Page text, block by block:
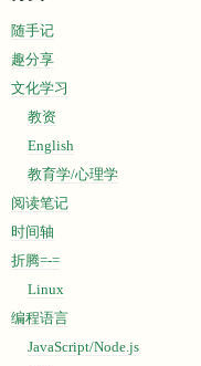
随手记
趣分享
文化学习
教资
English
教育学/心理学
阅读笔记
时间轴
折腾=-=
Linux
编程语言
JavaScript/Node.js